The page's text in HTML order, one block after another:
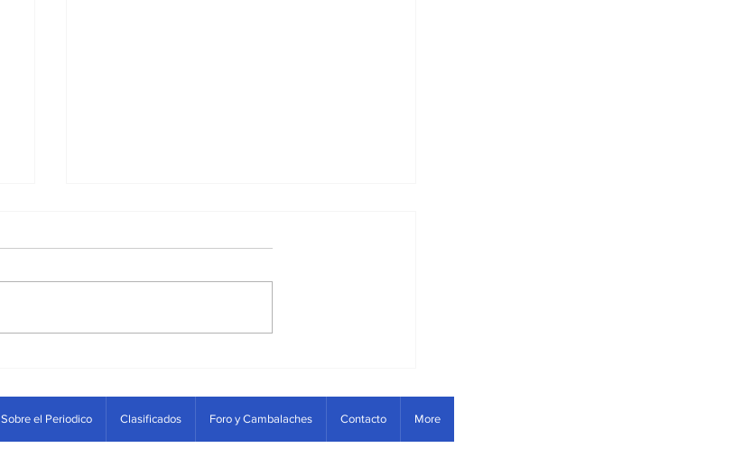
con la información del Impuesto
Predial Unificado-IPU
Sobre el Periodico Clasificados Foro y Cambalaches Contacto More